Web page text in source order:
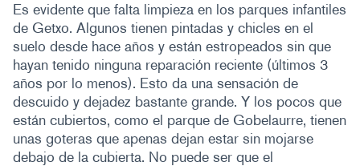
Es evidente que falta limpieza en los parques infantiles
de Getxo. Algunos tienen pintadas y chicles en el
suelo desde hace años y están estropeados sin que
hayan tenido ninguna reparación reciente (últimos 3
años por lo menos). Esto da una sensación de
descuido y dejadez bastante grande. Y los pocos que
están cubiertos, como el parque de Gobelaurre, tienen
unas goteras que apenas dejan estar sin mojarse
debajo de la cubierta. No puede ser que el